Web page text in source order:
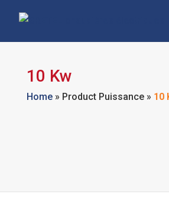
10 Kw
Home » Product Puissance » 10